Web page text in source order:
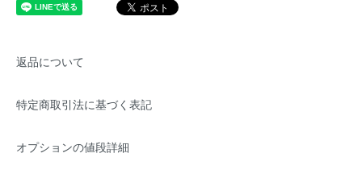
返品について
特定商取引法に基づく表記
オプションの値段詳細